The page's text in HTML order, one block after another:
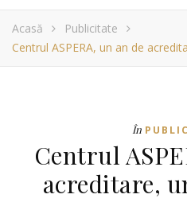
Acasă
Publicitate
Centrul ASPERA, un an de
În
Centrul
acreditare,